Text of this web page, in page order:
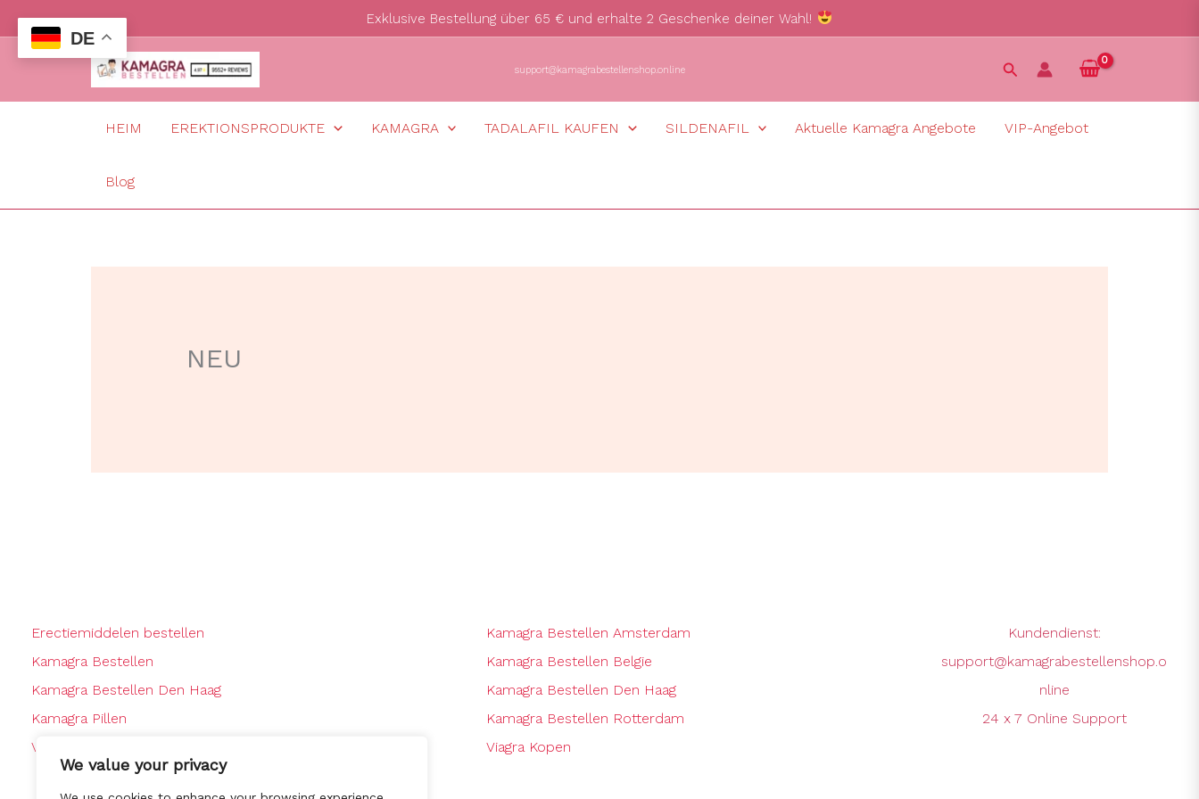
We value your privacy
Inhalt
Exklusive Bestellung über 65 € und erhalte 2 Geschenke deiner Wahl!
support@kamagrabestellenshop.online Suchen
HEIM EREKTIONSPRODUKTE KAMAGRA TADALAFIL KAUFEN SILDENAFIL Aktuelle Kamagra Angebote VIP-Angebot
Blog
NEU
Erectiemiddelen bestellen
Kamagra Bestellen
Kamagra Bestellen Den Haag
Kamagra Pillen
Viagra Bestellen
Kamagra Bestellen Amsterdam
Kamagra Bestellen Belgie
Kamagra Bestellen Den Haag
Kamagra Bestellen Rotterdam
Viagra Kopen
Kundendienst:
support@kamagrabestellenshop.o
nline
24 x 7 Online Support
DE